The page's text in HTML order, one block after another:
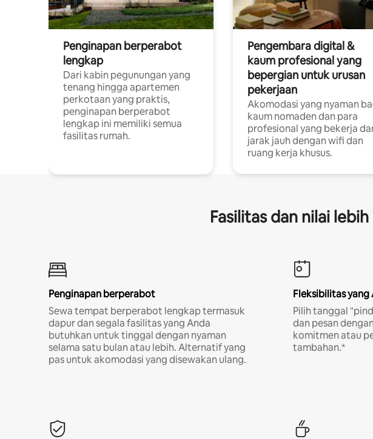
Penginapan berperabot
lengkap
Dari kabin pegunungan yang
tenang hingga apartemen
perkotaan yang praktis,
penginapan berperabot
lengkap ini memiliki semua
fasilitas rumah.
Pengembara digital &
kaum profesional yang
bepergian untuk urusan
pekerjaan
Akomodasi yang nyaman
kaum nomaden dan para
profesional yang bekerja
jarak jauh dengan wifi dan
ruang kerja khusus.
Fasilitas dan nilai
Penginapan berperabot
Sewa tempat berperabot lengkap termasuk
dapur dan segala fasilitas yang Anda
butuhkan untuk tinggal dengan nyaman
selama satu bulan atau lebih. Alternatif yang
pas untuk akomodasi yang disewakan ulang.
Fleksibilitas
Pilih tanggal
dan pesan
komitmen atau
tambahan.*